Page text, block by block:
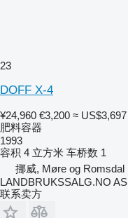
23
DOFF X-4
¥24,960 €3,200 ≈ US$3,697
肥料容器
1993
容积 4 立方米 车桥数 1
挪威, Møre og Romsdal
LANDBRUKSSALG.NO AS
联系卖方